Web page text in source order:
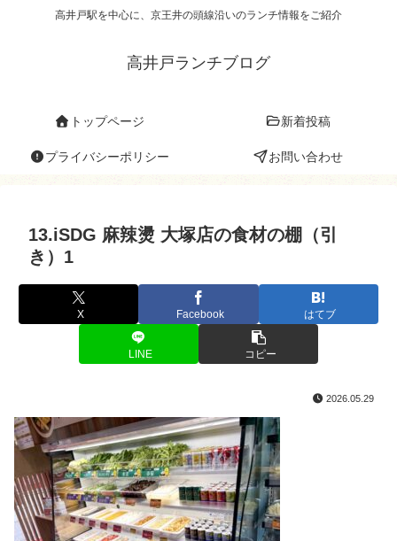
高井戸駅を中心に、京王井の頭線沿いのランチ情報をご紹介
高井戸ランチブログ
トップページ 新着投稿
プライバシーポリシー お問い合わせ
13.iSDG 麻辣燙 大塚店の食材の棚（引
き）1
X Facebook はてブ
LINE コピー
2026.05.29